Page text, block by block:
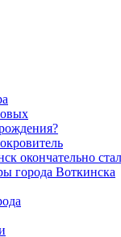
окончательно
города Воткинска